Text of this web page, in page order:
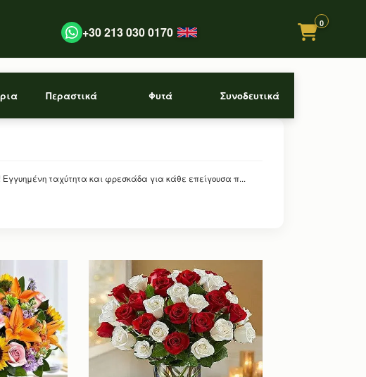
+30 213 030 0170
0
Περαστικά Φυτά Συνοδευτικά
ταχύτητα και φρεσκάδα για κάθε επείγουσα π...